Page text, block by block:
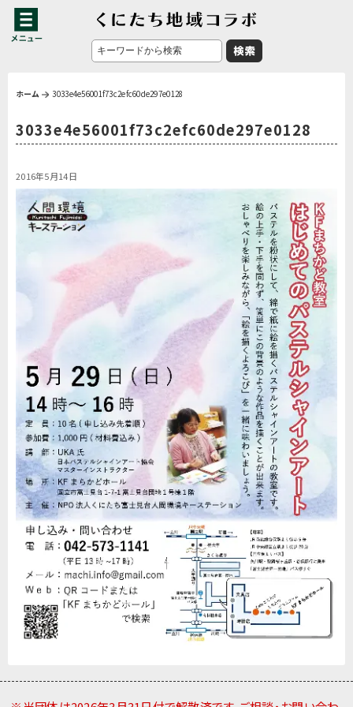
ホーム 3033e4e56001f73c2efc60de297e0128
3033e4e56001f73c2efc60de297e0128
2016年5月14日